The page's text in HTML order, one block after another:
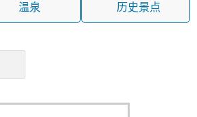
温泉 历史景点